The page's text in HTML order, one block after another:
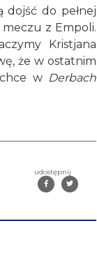
dojść do pełnej
z Empoli.
Kristjana
że w ostatnim
w Derbach
udostępnij